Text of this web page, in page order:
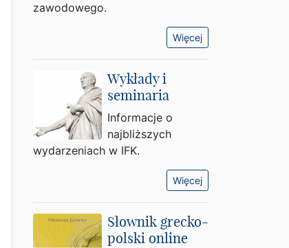
zawodowego.
Więcej
Wykłady i
seminaria
Informacje o
najbliższych
wydarzeniach w IFK.
Więcej
Słownik grecko-
polski online